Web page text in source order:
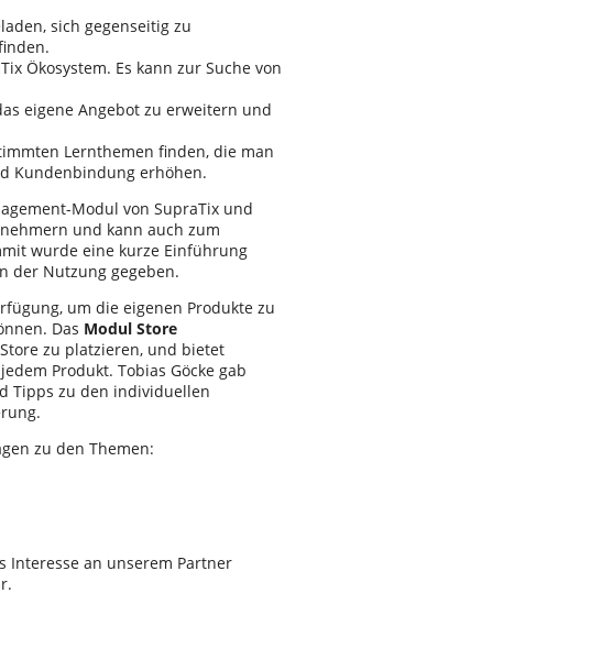
sich gegenseitig zu
Ökosystem. Es kann zur Suche von
eigene Angebot zu erweitern und
Lernthemen finden, die man
Kundenbindung erhöhen.
Modul von SupraTix und
und kann auch zum
wurde eine kurze Einführung
der Nutzung gegeben.
um die eigenen Produkte zu
Das Modul Store
zu platzieren, und bietet
Produkt. Tobias Göcke gab
Tipps zu den individuellen
zu den Themen:
Interesse an unserem Partner